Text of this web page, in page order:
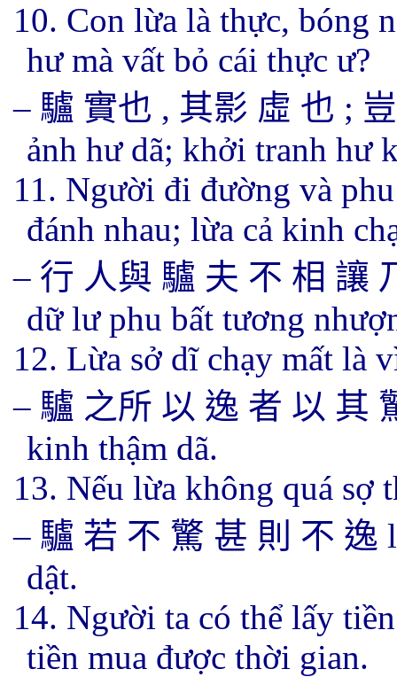
10. Con lừa là thực, bóng
hư mà vất bỏ cái thực ư?
– 驢 實也 , 其影 虛 也 ;
ảnh hư dã; khởi tranh hư
11. Người đi đường và
đánh nhau; lừa cả kinh
– 行 人與 驢 夫 不 相 讓
dữ lư phu bất tương
12. Lừa sở dĩ chạy mất là
– 驢 之所 以 逸 者 以 其
kinh thậm dã.
13. Nếu lừa không quá sợ
– 驢 若 不 驚 甚 則 不 逸
dật.
14. Người ta có thể lấy
tiền mua được thời gian.